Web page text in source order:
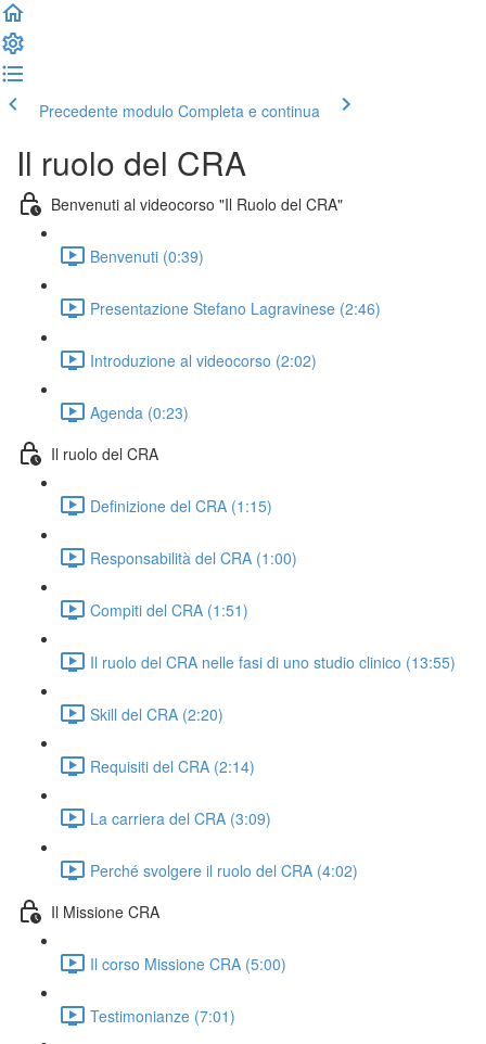
Precedente modulo Completa e continua
Il ruolo del CRA
Benvenuti al videocorso "Il Ruolo del CRA"
Benvenuti (0:39)
Presentazione Stefano Lagravinese (2:46)
Introduzione al videocorso (2:02)
Agenda (0:23)
Il ruolo del CRA
Definizione del CRA (1:15)
Responsabilità del CRA (1:00)
Compiti del CRA (1:51)
Il ruolo del CRA nelle fasi di uno studio clinico (13:55)
Skill del CRA (2:20)
Requisiti del CRA (2:14)
La carriera del CRA (3:09)
Perché svolgere il ruolo del CRA (4:02)
Il Missione CRA
Il corso Missione CRA (5:00)
Testimonianze (7:01)